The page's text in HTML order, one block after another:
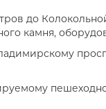
до
камня,